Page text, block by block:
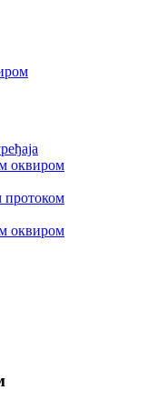
оквиром
протоком
оквиром